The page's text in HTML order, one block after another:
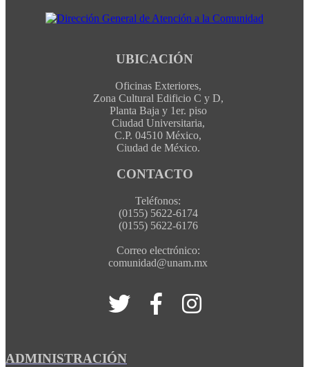
UBICACIÓN
Oficinas Exteriores,
Zona Cultural Edificio C y D,
Planta Baja y 1er. piso
Ciudad Universitaria,
C.P. 04510 México,
Ciudad de México.
CONTACTO
Teléfonos:
(0155) 5622-6174
(0155) 5622-6176
Correo electrónico:
comunidad@unam.mx
ADMINISTRACIÓN